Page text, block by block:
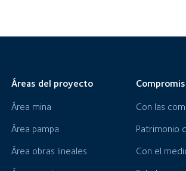
Áreas del proyecto
Área mina
Área pampa
Área obras lineales
Con las
Patrimonio
Con el